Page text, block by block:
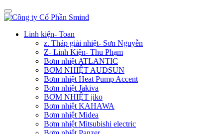
Linh kiện- Toan
z. Tháp giải nhiệt- Sơn Nguyễn
Z- Linh Kiện- Thu Phạm
Bơm nhiệt ATLANTIC
BƠM NHIỆT AUDSUN
Bơm nhiệt Heat Pump Accent
Bơm nhiệt Jakiva
BƠM NHIỆT jiko
Bơm nhiệt KAHAWA
Bơm nhiệt Midea
Bơm nhiệt Mitsubishi electric